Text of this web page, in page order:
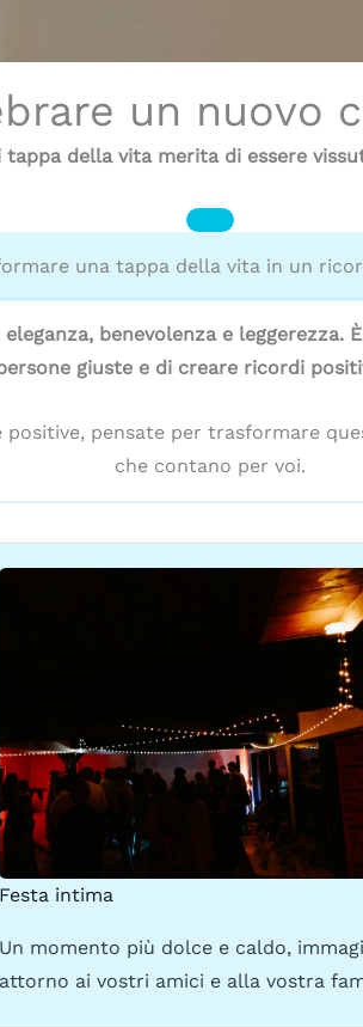
un nuovo
tappa della vita merita di essere
una tappa della vita in un
benevolenza e leggerezza.
giuste e di creare ricordi
positive, pensate per trasformare
che contano per voi.
Festa intima
Un momento più dolce e caldo,
attorno ai vostri amici e alla vostra